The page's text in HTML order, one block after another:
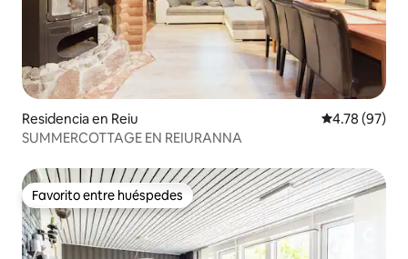
Residencia en Reiu Calificación
4.78 (97)
SUMMERCOTTAGE EN REIURANNA
Favorito entre huéspedes
Favorito entre huéspedes